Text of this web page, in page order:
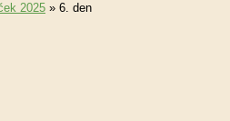
2025 » 6. den